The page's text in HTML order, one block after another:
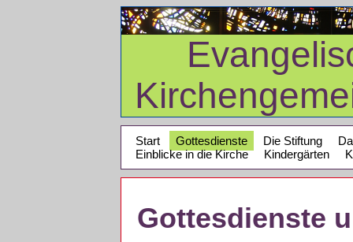
Start Gottesdienste Die Stiftung
Einblicke in die Kirche
Kindergärten
Gottesdienste